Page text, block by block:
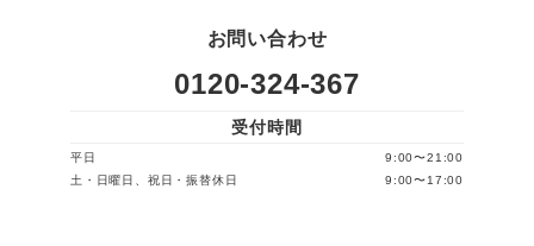
お問い合わせ
0120-324-367
受付時間
平日
9:00〜21:00
土・日曜日、祝日・振替休日
9:00〜17:00